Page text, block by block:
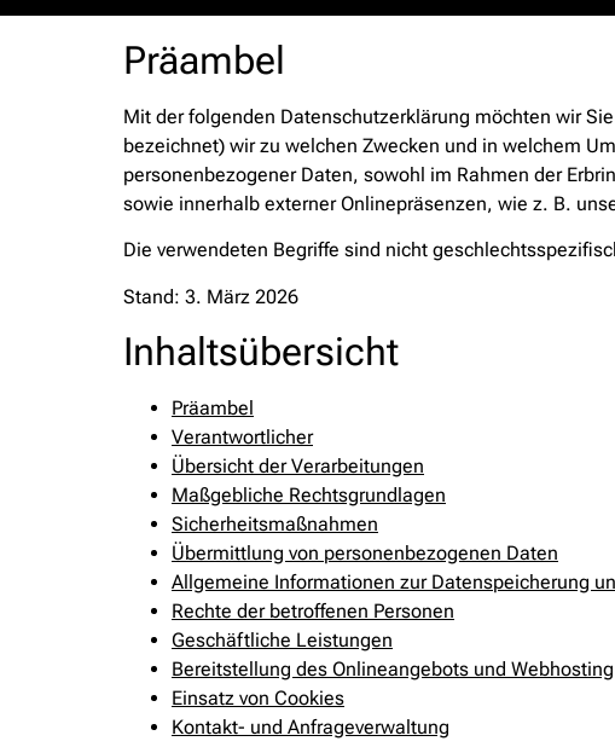
Präambel
Mit der folgenden Datenschutzerklärung möchten wir
bezeichnet) wir zu welchen Zwecken und in welchem
personenbezogener Daten, sowohl im Rahmen der
sowie innerhalb externer Onlinepräsenzen, wie z. B.
Die verwendeten Begriffe sind nicht
Stand: 3. März 2026
Inhaltsübersicht
Präambel
Verantwortlicher
Übersicht der Verarbeitungen
Maßgebliche Rechtsgrundlagen
Sicherheitsmaßnahmen
Übermittlung von personenbezogenen Daten
Allgemeine Informationen zur Datenspeicherung
Rechte der betroffenen Personen
Geschäftliche Leistungen
Bereitstellung des Onlineangebots und Webhosting
Einsatz von Cookies
Kontakt- und Anfrageverwaltung